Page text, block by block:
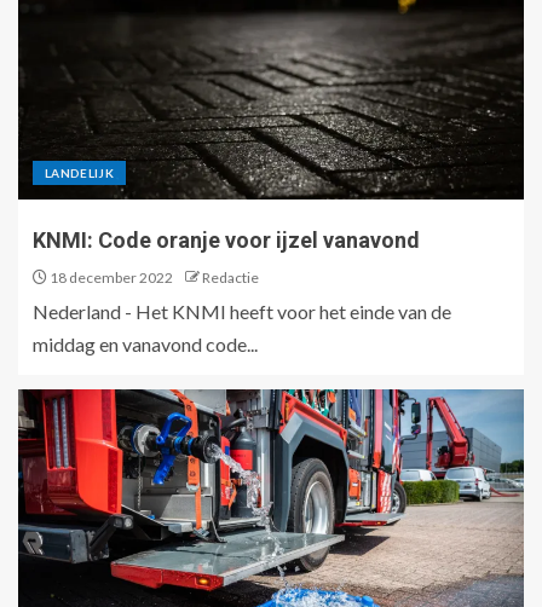
LANDELIJK
KNMI: Code oranje voor ijzel vanavond
18 december 2022 Redactie
Nederland - Het KNMI heeft voor het einde van de
middag en vanavond code...